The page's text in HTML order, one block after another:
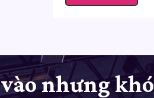
nhưng